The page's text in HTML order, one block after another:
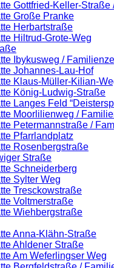
Gottfried-Keller-
Große Pranke
Herbartstraße
Hiltrud-Grote-Weg
Ibykusweg /
Johannes-Lau-Hof
Klaus-Müller-Kilian-
König-Ludwig-Straße
Langes Feld
Moorlilienweg /
Petermannstraße /
Pfarrlandplatz
Rosenbergstraße
Straße
Schneiderberg
Sylter Weg
Tresckowstraße
Voltmerstraße
Wiehbergstraße
Anna-Klähn-Straße
Ahldener Straße
Am Weferlingser Weg